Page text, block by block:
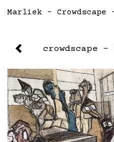
crowdscape -